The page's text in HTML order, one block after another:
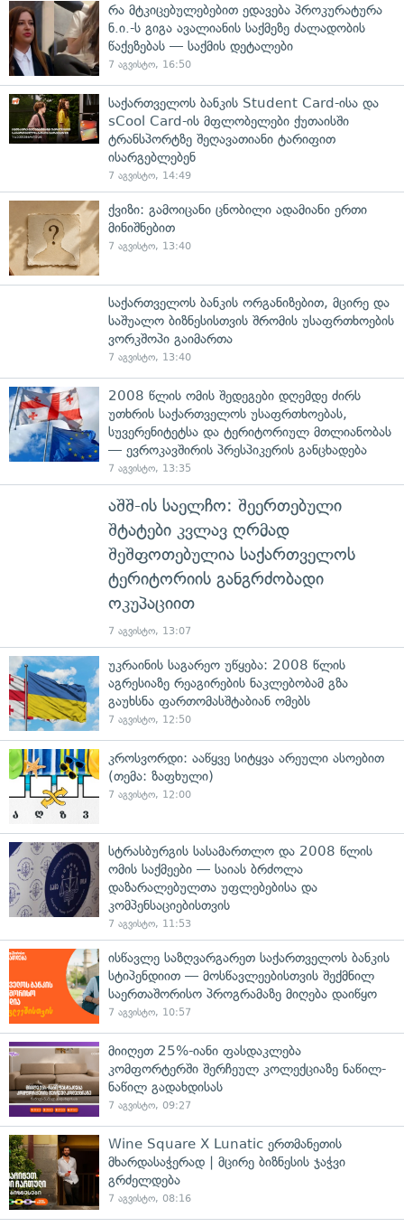
რა მტკიცებულებებით ედავება პროკურატურა
ნ.ი.-ს გიგა ავალიანის საქმეზე ძალადობის
წაქეზებას — საქმის დეტალები
7 აგვისტო, 16:50
საქართველოს ბანკის Student Card-ისა და
sCool Card-ის მფლობელები ქუთაისში
ტრანსპორტზე შეღავათიანი ტარიფით
ისარგებლებენ
7 აგვისტო, 14:49
ქვიზი: გამოიცანი ცნობილი ადამიანი ერთი
მინიშნებით
7 აგვისტო, 13:40
საქართველოს ბანკის ორგანიზებით, მცირე და
საშუალო ბიზნესისთვის შრომის უსაფრთხოების
ვორკშოპი გაიმართა
7 აგვისტო, 13:40
2008 წლის ომის შედეგები დღემდე ძირს
უთხრის საქართველოს უსაფრთხოებას,
სუვერენიტეტსა და ტერიტორიულ მთლიანობას
— ევროკავშირის პრესპიკერის განცხადება
7 აგვისტო, 13:35
აშშ-ის საელჩო: შეერთებული
შტატები კვლავ ღრმად
შეშფოთებულია საქართველოს
ტერიტორიის განგრძობადი
ოკუპაციით
7 აგვისტო, 13:07
უკრაინის საგარეო უწყება: 2008 წლის
აგრესიაზე რეაგირების ნაკლებობამ გზა
გაუხსნა ფართომასშტაბიან ომებს
7 აგვისტო, 12:50
კროსვორდი: ააწყვე სიტყვა არეული ასოებით
(თემა: ზაფხული)
7 აგვისტო, 12:00
სტრასბურგის სასამართლო და 2008 წლის
ომის საქმეები — საიას ბრძოლა
დაზარალებულთა უფლებებისა და
კომპენსაციებისთვის
7 აგვისტო, 11:53
ისწავლე საზღვარგარეთ საქართველოს ბანკის
სტიპენდიით — მოსწავლეებისთვის შექმნილ
საერთაშორისო პროგრამაზე მიღება დაიწყო
7 აგვისტო, 10:57
მიიღეთ 25%-იანი ფასდაკლება
კომფორტერში შერჩეულ კოლექციაზე ნაწილ-
ნაწილ გადახდისას
7 აგვისტო, 09:27
Wine Square X Lunatic ერთმანეთის
მხარდასაჭერად | მცირე ბიზნესის ჯაჭვი
გრძელდება
7 აგვისტო, 08:16